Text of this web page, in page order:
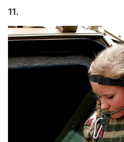
11.